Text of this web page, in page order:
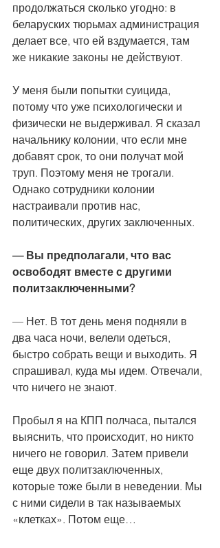
продолжаться сколько угодно: в
беларуских тюрьмах администрация
делает все, что ей вздумается, там
же никакие законы не действуют.
У меня были попытки суицида,
потому что уже психологически и
физически не выдерживал. Я сказал
начальнику колонии, что если мне
добавят срок, то они получат мой
труп. Поэтому меня не трогали.
Однако сотрудники колонии
настраивали против нас,
политических, других заключенных.
— Вы предполагали, что вас
освободят вместе с другими
политзаключенными?
— Нет. В тот день меня подняли в
два часа ночи, велели одеться,
быстро собрать вещи и выходить. Я
спрашивал, куда мы идем. Отвечали,
что ничего не знают.
Пробыл я на КПП полчаса, пытался
выяснить, что происходит, но никто
ничего не говорил. Затем привели
еще двух политзаключенных,
которые тоже были в неведении. Мы
с ними сидели в так называемых
«клетках». Потом еще…